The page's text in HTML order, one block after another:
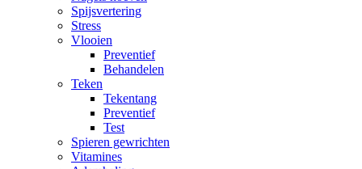
Spijsvertering
Stress
Vlooien
Preventief
Behandelen
Teken
Tekentang
Preventief
Test
Spieren gewrichten
Vitamines